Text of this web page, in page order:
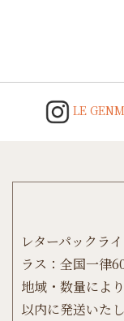
LE
レターパックラ
ラス：全国一律
地域・数量によ
以内に発送いたし